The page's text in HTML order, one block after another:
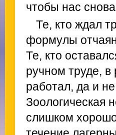
чтобы нас
Те, кто ждал
формулы
Те, кто
ручном труде,
работал, да и
Зоологическая
слишком